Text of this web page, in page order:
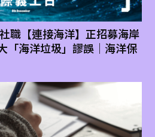
職【連接海洋】正招募海岸
「海洋垃圾」謬誤｜海洋保